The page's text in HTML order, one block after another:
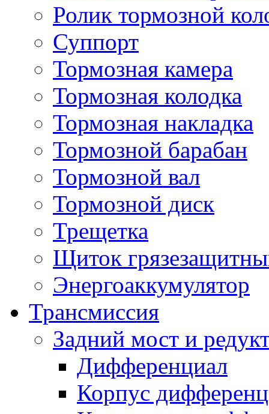
Ролик тормозной
Суппорт
Тормозная камера
Тормозная колодка
Тормозная накладка
Тормозной барабан
Тормозной вал
Тормозной диск
Трещетка
Щиток
Энергоаккумулятор
Трансмиссия
Задний мост и
Дифференциал
Корпус